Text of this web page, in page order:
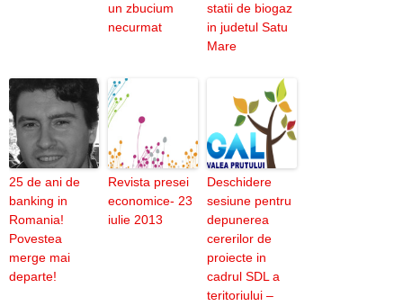
un zbucium
necurmat
statii de biogaz
in judetul Satu
Mare
25 de ani de
banking in
Romania!
Povestea
merge mai
departe!
Revista presei
economice- 23
iulie 2013
Deschidere
sesiune pentru
depunerea
cererilor de
proiecte in
cadrul SDL a
teritoriului –